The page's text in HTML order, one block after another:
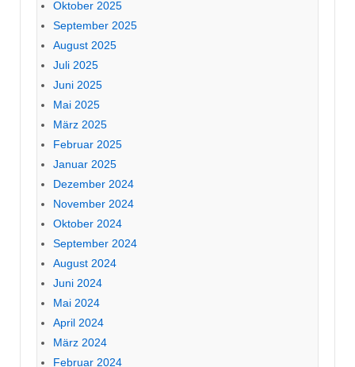
Oktober 2025
September 2025
August 2025
Juli 2025
Juni 2025
Mai 2025
März 2025
Februar 2025
Januar 2025
Dezember 2024
November 2024
Oktober 2024
September 2024
August 2024
Juni 2024
Mai 2024
April 2024
März 2024
Februar 2024